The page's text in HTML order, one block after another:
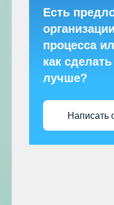
Есть
процесса
как
лучше?
Написать